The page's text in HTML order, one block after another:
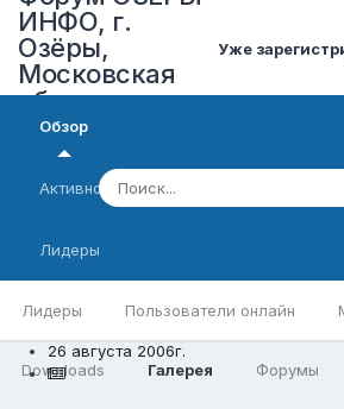
ИНФО, г.
Озёры,
Московская
область
Уже
Обзор
Лидеры Пользователи онлайн
Downloads Галерея Форумы
Активность
Лидеры
26 августа 2006г.